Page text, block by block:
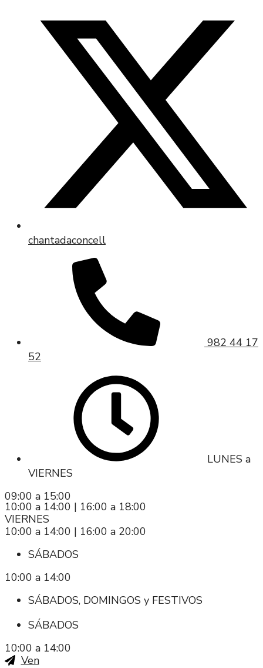
chantadaconcell
982 44 17
52
LUNES a
VIERNES
09:00 a 15:00
10:00 a 14:00 | 16:00 a 18:00
VIERNES
10:00 a 14:00 | 16:00 a 20:00
SÁBADOS
10:00 a 14:00
SÁBADOS, DOMINGOS y FESTIVOS
SÁBADOS
10:00 a 14:00
Ven